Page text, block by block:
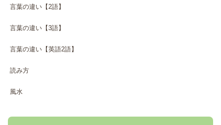
言葉の違い【2語】
言葉の違い【3語】
言葉の違い【英語2語】
読み方
風水